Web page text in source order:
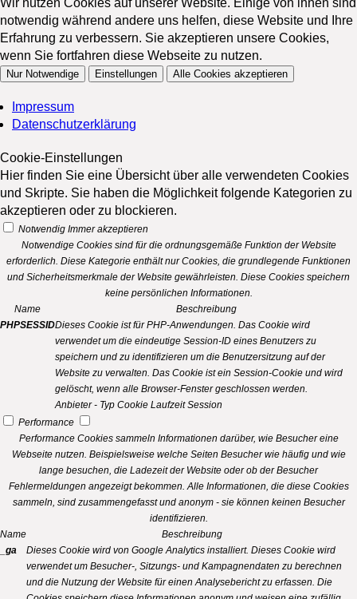
Wir nutzen Cookies auf unserer Website. Einige von ihnen sind
notwendig während andere uns helfen, diese Website und Ihre
Erfahrung zu verbessern. Sie akzeptieren unsere Cookies,
wenn Sie fortfahren diese Webseite zu nutzen.
Nur Notwendige Einstellungen Alle Cookies akzeptieren
Impressum
Datenschutzerklärung
Cookie-Einstellungen
Hier finden Sie eine Übersicht über alle verwendeten Cookies
und Skripte. Sie haben die Möglichkeit folgende Kategorien zu
akzeptieren oder zu blockieren.
Notwendig Immer akzeptieren
Notwendige Cookies sind für die ordnungsgemäße Funktion der Website
erforderlich. Diese Kategorie enthält nur Cookies, die grundlegende Funktionen
und Sicherheitsmerkmale der Website gewährleisten. Diese Cookies speichern
keine persönlichen Informationen.
Name
Beschreibung
PHPSESSIDDieses Cookie ist für PHP-Anwendungen. Das Cookie wird
verwendet um die eindeutige Session-ID eines Benutzers zu
speichern und zu identifizieren um die Benutzersitzung auf der
Website zu verwalten. Das Cookie ist ein Session-Cookie und wird
gelöscht, wenn alle Browser-Fenster geschlossen werden.
Anbieter - Typ Cookie Laufzeit Session
Performance
Performance Cookies sammeln Informationen darüber, wie Besucher eine
Webseite nutzen. Beispielsweise welche Seiten Besucher wie häufig und wie
lange besuchen, die Ladezeit der Website oder ob der Besucher
Fehlermeldungen angezeigt bekommen. Alle Informationen, die diese Cookies
sammeln, sind zusammengefasst und anonym - sie können keinen Besucher
identifizieren.
Name
Beschreibung
_ga
Dieses Cookie wird von Google Analytics installiert. Dieses Cookie wird
verwendet um Besucher-, Sitzungs- und Kampagnendaten zu berechnen
und die Nutzung der Website für einen Analysebericht zu erfassen. Die